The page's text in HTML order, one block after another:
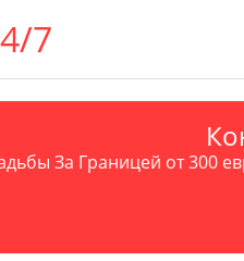
7
За Границей от 300